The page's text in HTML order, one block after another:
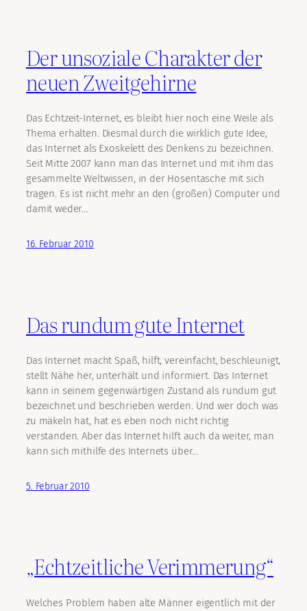
Der unsoziale Charakter der
neuen Zweitgehirne
Das Echtzeit-Internet, es bleibt hier noch eine Weile als
Thema erhalten. Diesmal durch die wirklich gute Idee,
das Internet als Exoskelett des Denkens zu bezeichnen.
Seit Mitte 2007 kann man das Internet und mit ihm das
gesammelte Weltwissen, in der Hosentasche mit sich
tragen. Es ist nicht mehr an den (großen) Computer und
damit weder…
16. Februar 2010
Das rundum gute Internet
Das Internet macht Spaß, hilft, vereinfacht, beschleunigt,
stellt Nähe her, unterhält und informiert. Das Internet
kann in seinem gegenwärtigen Zustand als rundum gut
bezeichnet und beschrieben werden. Und wer doch was
zu mäkeln hat, hat es eben noch nicht richtig
verstanden. Aber das Internet hilft auch da weiter, man
kann sich mithilfe des Internets über…
5. Februar 2010
„Echtzeitliche Verimmerung“
Welches Problem haben alte Männer eigentlich mit der